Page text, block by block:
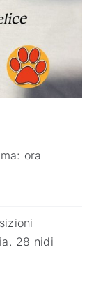
ora
28 nidi